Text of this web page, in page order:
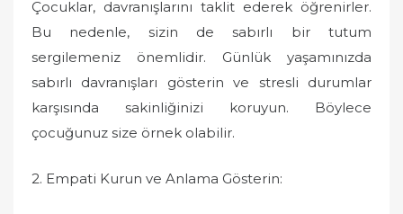
Çocuklar, davranışlarını taklit ederek öğrenirler.
Bu nedenle, sizin de sabırlı bir tutum
sergilemeniz önemlidir. Günlük yaşamınızda
sabırlı davranışları gösterin ve stresli durumlar
karşısında sakinliğinizi koruyun. Böylece
çocuğunuz size örnek olabilir.
2. Empati Kurun ve Anlama Gösterin: